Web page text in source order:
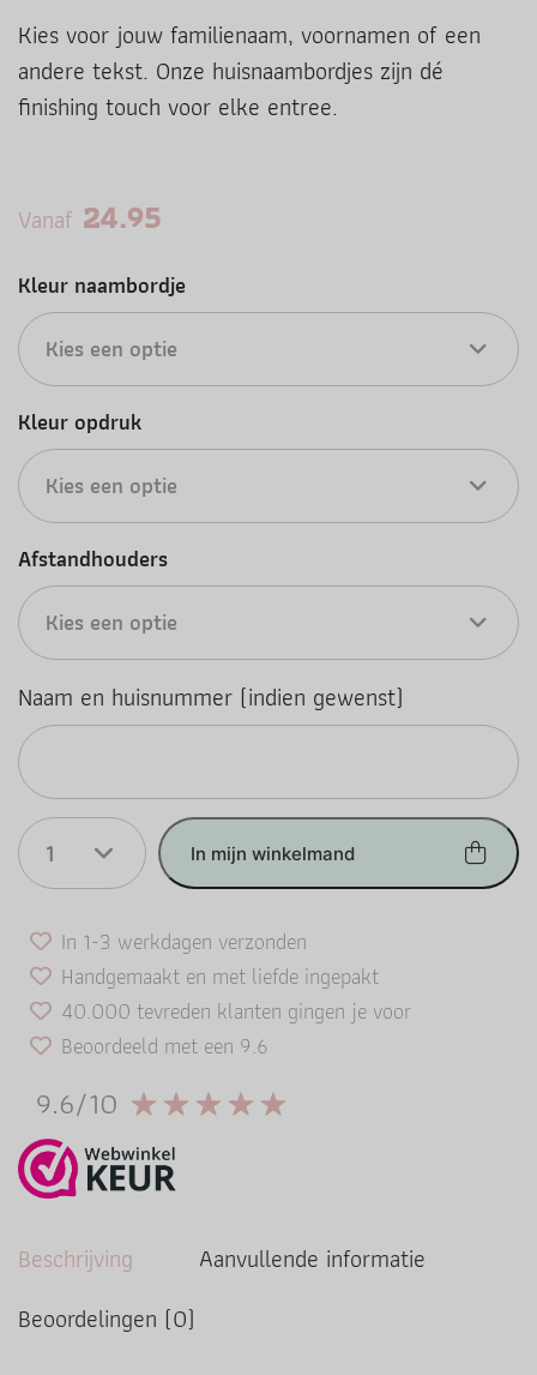
Kies voor jouw familienaam, voornamen of een
andere tekst. Onze huisnaambordjes zijn dé
finishing touch voor elke entree.
Vanaf 24.95
Kleur naambordje
Kies een optie
Kleur opdruk
Kies een optie
Afstandhouders
Kies een optie
Naam en huisnummer (indien gewenst)
1 In mijn winkelmand
In 1-3 werkdagen verzonden
Handgemaakt en met liefde ingepakt
40.000 tevreden klanten gingen je voor
Beoordeeld met een 9.6
9.6/10
Beschrijving
Aanvullende informatie
Beoordelingen (0)